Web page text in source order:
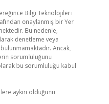
Bilgi Teknolojileri
onaylanmış bir Yer
Bu nedenle,
denetleme veya
Ancak,
sorumluluğunu
bu sorumluluğu kabul
aykırı olduğunu